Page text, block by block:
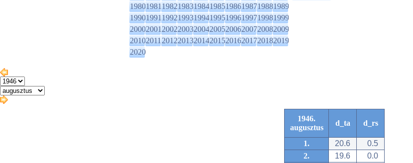
1980198119821983198419851986198719881989
1990199119921993199419951996199719981999
2000200120022003200420052006200720082009
2010201120122013201420152016201720182019
2020
1946.
augusztus
d_ta d_rs
1. 20.6
0.5
2.
19.6
0.0